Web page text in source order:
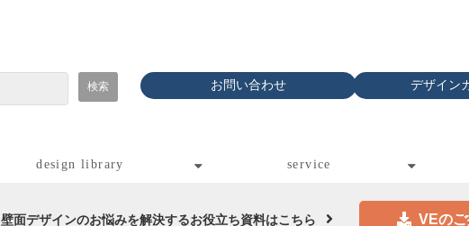
お問い合わせ デザイン
design library service
壁面デザインのお悩みを解決するお役立ち資料はこちら VEの